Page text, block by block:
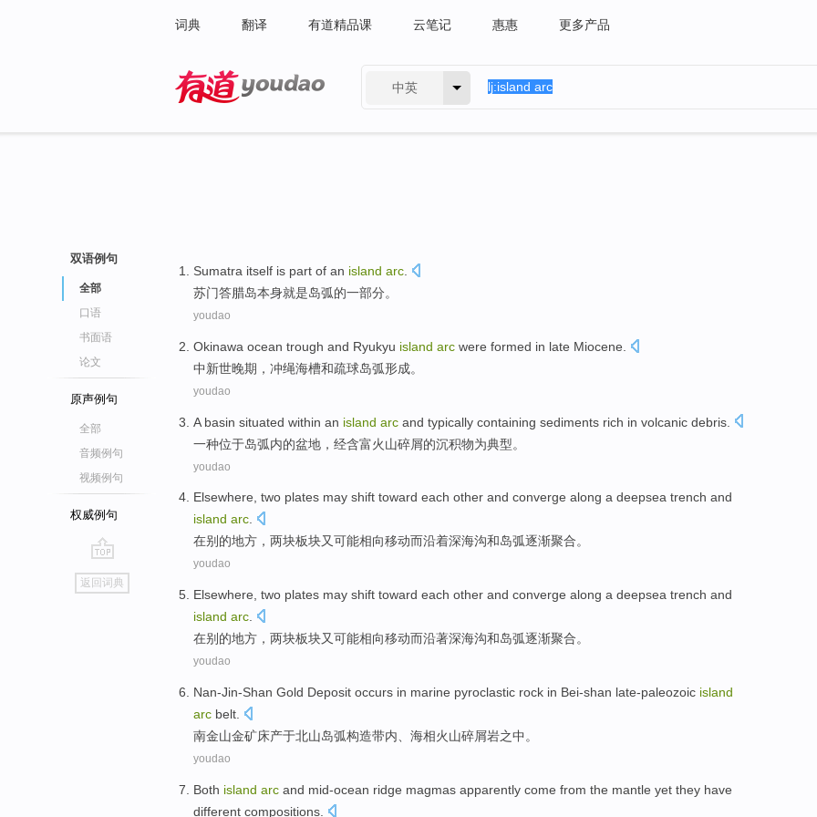
词典 翻译 有道精品课 云笔记 惠惠 更多产品
中英
双语例句
全部
口语
书面语
论文
原声例句
全部
音频例句
视频例句
权威例句
go
top
返回词典
Sumatra itself is part of an island arc
苏门答腊岛本身就是岛弧的一部分。
youdao
Okinawa ocean trough and Ryukyu island arc were formed in late Miocene
中新世晚期 ， 冲绳海槽和疏球岛弧形成。
youdao
A basin situated within an island arc and typically containing sediments rich in volcanic debris
一种位于岛弧内的盆地 ，经含富火山碎屑的沉积物为典型。
youdao
Elsewhere, two plates may shift toward each other and converge along a deepsea trench and
island arc.
在别的地方 ， 两块板块又可能相向移动而沿着深海沟和岛弧逐渐聚合。
youdao
Elsewhere two plates may shift toward each other and converge along a deepsea trench and
island arc
在别的地方 ， 两块板块又可能相向移动而沿著深海沟和岛弧逐渐聚合。
youdao
Nan-Jin-Shan Gold Deposit occurs in marine pyroclastic rock in Bei-shan late-paleozoic island
arc belt
南金山金矿床产于北山岛弧构造带内、 海相火山碎屑岩之中。
youdao
Both island arc and mid-ocean ridge magmas apparently come from the mantle yet they have
different compositions